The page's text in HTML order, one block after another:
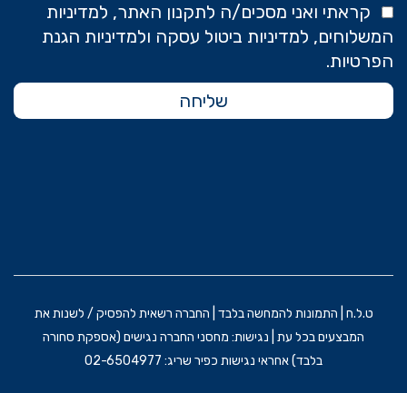
קראתי ואני מסכים/ה לתקנון האתר, למדיניות
המשלוחים, למדיניות ביטול עסקה ולמדיניות הגנת
הפרטיות.
שליחה
ט.ל.ח | התמונות להמחשה בלבד | החברה רשאית להפסיק / לשנות את
המבצעים בכל עת | נגישות: מחסני החברה נגישים (אספקת סחורה
בלבד) אחראי נגישות כפיר שריג: 02-6504977